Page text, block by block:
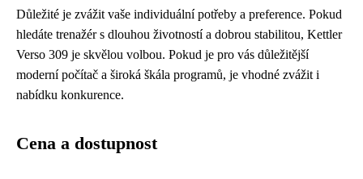
Důležité je zvážit vaše individuální potřeby a preference. Pokud
hledáte trenažér s dlouhou životností a dobrou stabilitou, Kettler
Verso 309 je skvělou volbou. Pokud je pro vás důležitější
moderní počítač a široká škála programů, je vhodné zvážit i
nabídku konkurence.
Cena a dostupnost